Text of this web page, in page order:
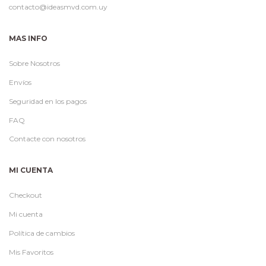
contacto@ideasmvd.com.uy
MAS INFO
Sobre Nosotros
Envíos
Seguridad en los pagos
FAQ
Contacte con nosotros
MI CUENTA
Checkout
Mi cuenta
Política de cambios
Mis Favoritos